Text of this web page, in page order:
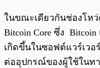
ในขณะเดียวกันช่องโหว่
Bitcoin Core ซึ่ง
เกิดขึ้นในซอฟต์แวร์เว
ต่ออุปกรณ์ของผู้ใช้ในท